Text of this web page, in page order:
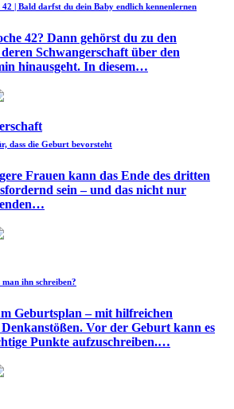
42 | Bald darfst du dein Baby endlich kennenlernen
42? Dann gehörst du zu den
Schwangerschaft über den
hinausgeht. In diesem…
dass die Geburt bevorsteht
Frauen kann das Ende des dritten
sein – und das nicht nur
ihn schreiben?
Geburtsplan – mit hilfreichen
Vor der Geburt kann es
Punkte aufzuschreiben.…